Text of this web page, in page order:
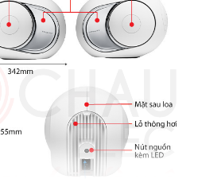
252 mmx 255 mmx 342 mm
11,4 kg